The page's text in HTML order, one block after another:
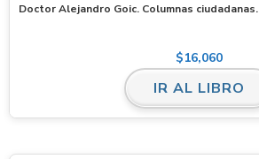
Doctor Alejandro Goic. Columnas ciudadanas.
$16,060
IR AL LIBRO